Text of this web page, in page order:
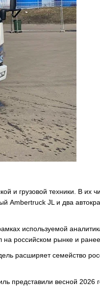
и грузовой техники. В их
Ambertruck JL и два
используемой
российском рынке и ранее.
расширяет семейство
представили весной 2026